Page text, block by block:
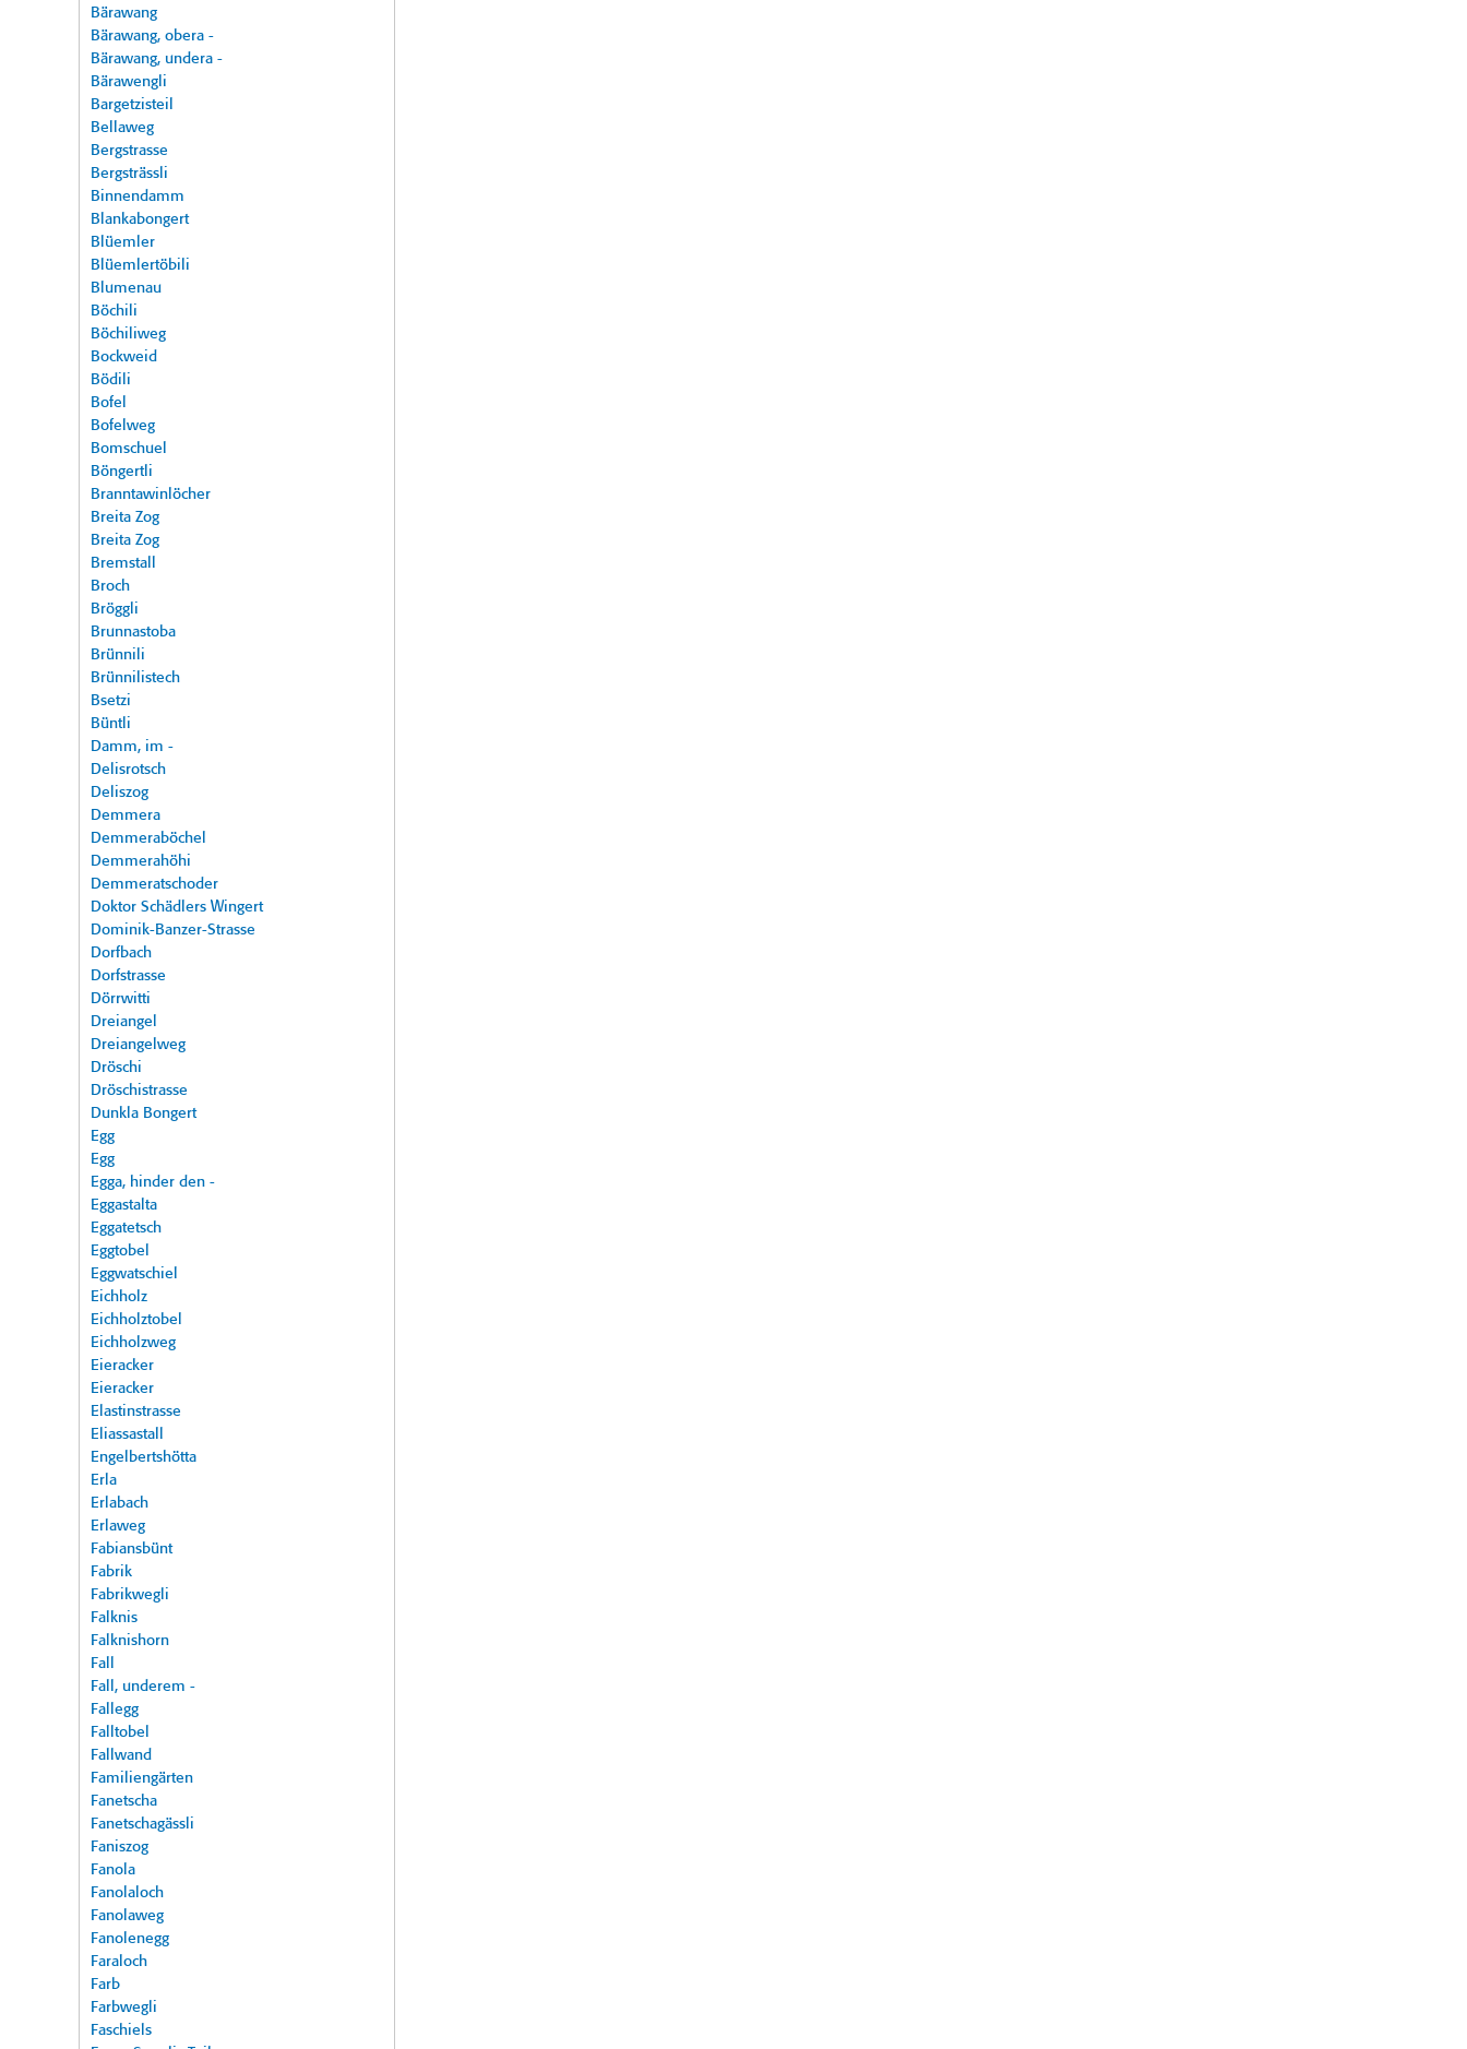
Bärawang
Bärawang, obera -
Bärawang, undera -
Bärawengli
Bargetzisteil
Bellaweg
Bergstrasse
Bergsträssli
Binnendamm
Blankabongert
Blüemler
Blüemlertöbili
Blumenau
Böchili
Böchiliweg
Bockweid
Bödili
Bofel
Bofelweg
Bomschuel
Böngertli
Branntawinlöcher
Breita Zog
Breita Zog
Bremstall
Broch
Bröggli
Brunnastoba
Brünnili
Brünnilistech
Bsetzi
Büntli
Damm, im -
Delisrotsch
Deliszog
Demmera
Demmeraböchel
Demmerahöhi
Demmeratschoder
Doktor Schädlers Wingert
Dominik-Banzer-Strasse
Dorfbach
Dorfstrasse
Dörrwitti
Dreiangel
Dreiangelweg
Dröschi
Dröschistrasse
Dunkla Bongert
Egg
Egg
Egga, hinder den -
Eggastalta
Eggatetsch
Eggtobel
Eggwatschiel
Eichholz
Eichholztobel
Eichholzweg
Eieracker
Eieracker
Elastinstrasse
Eliassastall
Engelbertshötta
Erla
Erlabach
Erlaweg
Fabiansbünt
Fabrik
Fabrikwegli
Falknis
Falknishorn
Fall
Fall, underem -
Fallegg
Falltobel
Fallwand
Familiengärten
Fanetscha
Fanetschagässli
Faniszog
Fanola
Fanolaloch
Fanolaweg
Fanolenegg
Faraloch
Farb
Farbwegli
Faschiels